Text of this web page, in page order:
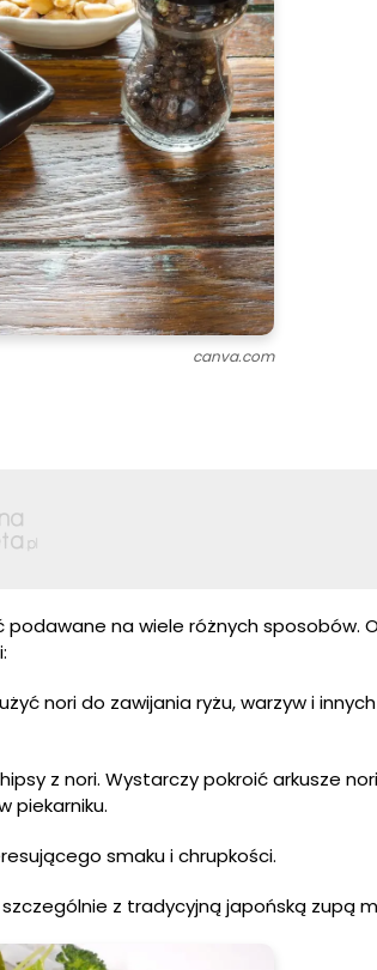
canva.com
na wiele różnych sposobów.
nori do zawijania ryżu, warzyw i innych
z nori. Wystarczy pokroić arkusze
piekarniku.
smaku i chrupkości.
z tradycyjną japońską zupą